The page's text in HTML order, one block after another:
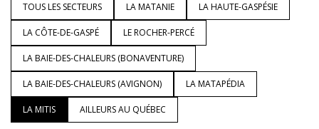
TOUS LES SECTEURS LA MATANIE LA HAUTE-GASPÉSIE
LA CÔTE-DE-GASPÉ LE ROCHER-PERCÉ
LA BAIE-DES-CHALEURS (BONAVENTURE)
LA BAIE-DES-CHALEURS (AVIGNON) LA MATAPÉDIA
LA MITIS AILLEURS AU QUÉBEC